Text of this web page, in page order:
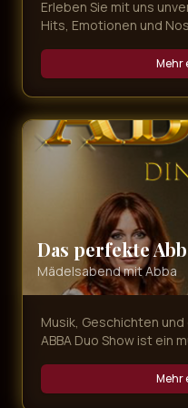
Erleben Sie mit uns
Hits, Emotionen und
energiegeladen undMehr
Das perfekte
Mädelsabend mit Abba
Musik, Geschichten
ABBA Duo Show ist ein
Songs, persönliche
Momente
Mehr